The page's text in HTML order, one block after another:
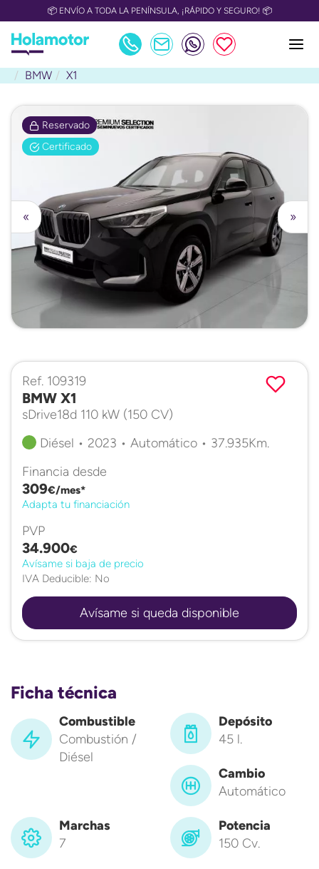
📦 ENVÍO A TODA LA PENÍNSULA, ¡RÁPIDO Y SEGURO! 📦
BMW X1
Reservado
Certificado
»
«
Ref. 109319
BMW X1
sDrive18d 110 kW (150 CV)
Diésel • 2023 • Automático • 37.935Km.
Financia desde
309€/mes*
Adapta tu financiación
PVP
34.900€
Avísame si baja de precio
IVA Deducible: No
Avísame si queda disponible
Ficha técnica
Combustible
Combustión /
Diésel
Depósito
45 l.
Cambio
Automático
Marchas
7
Potencia
150 Cv.